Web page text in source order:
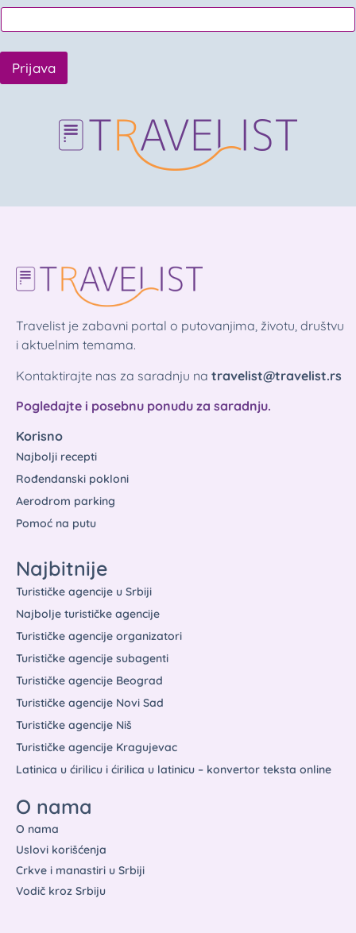
Prijava
Travelist je zabavni portal o putovanjima, životu, društvu
i aktuelnim temama.
Kontaktirajte nas za saradnju na travelist@travelist.rs
Pogledajte i posebnu ponudu za saradnju.
Korisno
Najbolji recepti
Rođendanski pokloni
Aerodrom parking
Pomoć na putu
Najbitnije
Turističke agencije u Srbiji
Najbolje turističke agencije
Turističke agencije organizatori
Turističke agencije subagenti
Turističke agencije Beograd
Turističke agencije Novi Sad
Turističke agencije Niš
Turističke agencije Kragujevac
Latinica u ćirilicu i ćirilica u latinicu – konvertor teksta online
O nama
O nama
Uslovi korišćenja
Crkve i manastiri u Srbiji
Vodič kroz Srbiju